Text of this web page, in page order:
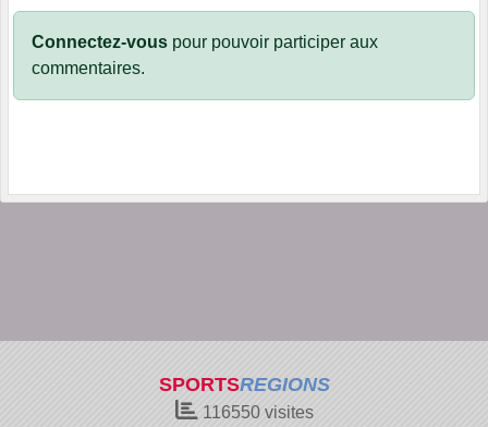
Connectez-vous pour pouvoir participer aux
commentaires.
SPORTSREGIONS
116550visites